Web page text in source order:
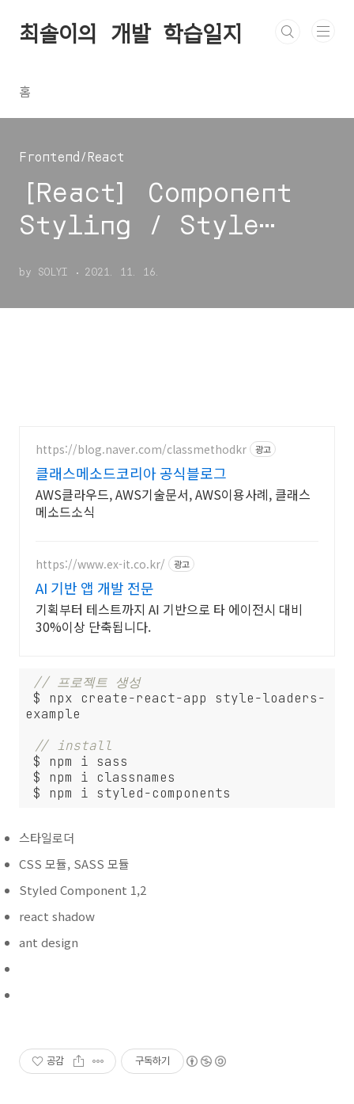
최솔이의 개발 학습일지
홈
Frontend/React
[React] Component
Styling / Style
Shadow / Ant Design
by SOLYI 2021. 11. 16.
https://blog.naver.com/classmethodkr 광고
클래스메소드코리아 공식블로그
AWS클라우드, AWS기술문서, AWS이용사례, 클래스
메소드소식
https://www.ex-it.co.kr/ 광고
AI 기반 앱 개발 전문
기획부터 테스트까지 AI 기반으로 타 에이전시 대비
30%이상 단축됩니다.
// 프로젝트 생성
example
// install
$ npm i styled-components
스타일로더
CSS 모듈, SASS 모듈
Styled Component 1,2
react shadow
ant design
공감 구독하기